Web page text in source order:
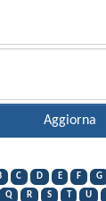
C D E F G
Q R S T U